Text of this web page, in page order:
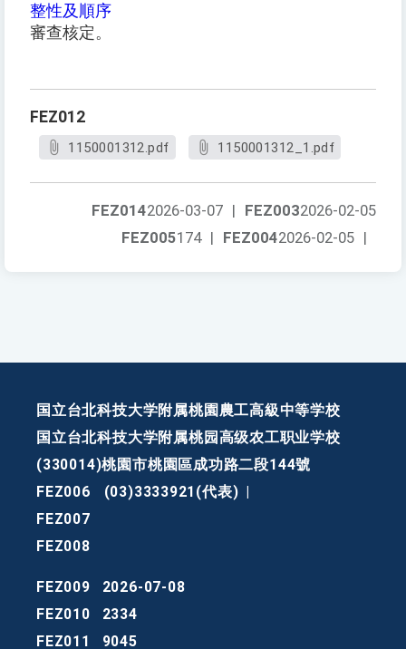
整性及順序
審查核定。
FEZ012
1150001312.pdf 1150001312_1.pdf
FEZ0032026-02-05
FEZ0142026-03-07 |
FEZ0042026-02-05 |
FEZ005174 |
国立台北科技大学附属桃園農工高級中等学校
国立台北科技大学附属桃园高级农工职业学校
(330014)桃園市桃園區成功路二段144號
FEZ006
(03)3333921(代表)
FEZ007
FEZ008
FEZ009
2026-07-08
FEZ010
2334
FEZ011
9045